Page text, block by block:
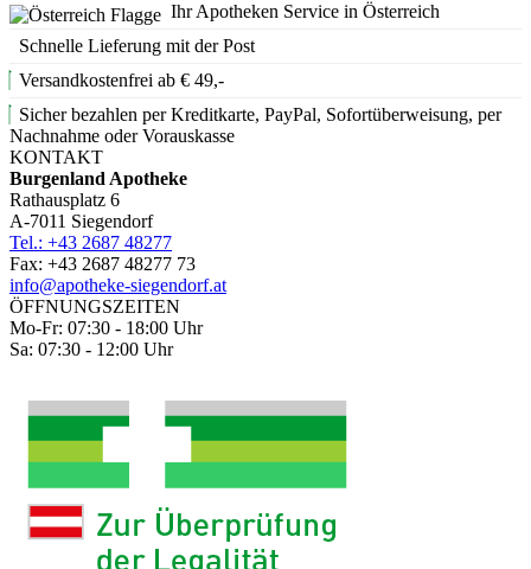
Ihr Apotheken Service in Österreich
Schnelle Lieferung mit der Post
Versandkostenfrei ab € 49,-
Sicher bezahlen per Kreditkarte, PayPal, Sofortüberweisung, per
Nachnahme oder Vorauskasse
KONTAKT
Burgenland Apotheke
Rathausplatz 6
A-7011 Siegendorf
Tel.: +43 2687 48277
Fax: +43 2687 48277 73
info@apotheke-siegendorf.at
ÖFFNUNGSZEITEN
Mo-Fr: 07:30 - 18:00 Uhr
Sa: 07:30 - 12:00 Uhr